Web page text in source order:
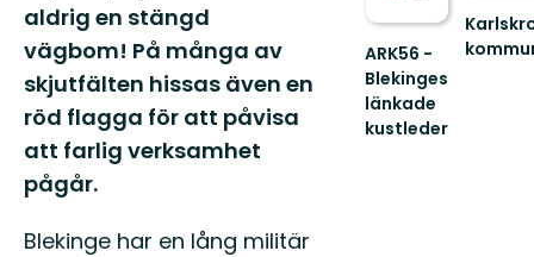
aldrig en stängd
vägbom! På många av
skjutfälten hissas även en
röd flagga för att påvisa
att farlig verksamhet
pågår.
Blekinge har en lång militär
ARK56 -
Blekinges
länkade
kustleder